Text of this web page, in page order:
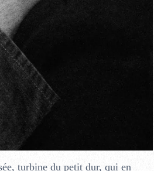
turbine du petit dur, qui en